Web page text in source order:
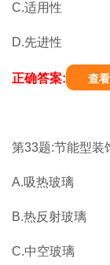
C.适用性
D.先进性
正确答案: 查
第33题:节能型装
A.吸热玻璃
B.热反射玻璃
C.中空玻璃